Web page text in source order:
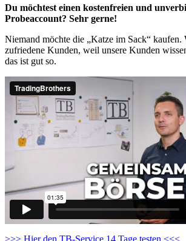
Du möchtest einen kostenfreien und
Probeaccount? Sehr gerne!
Niemand möchte die „Katze im Sack“ kaufen.
zufriedene Kunden, weil unsere Kunden
das ist gut so.
>>> Hier den TB-Service 14 Tage testen <<<